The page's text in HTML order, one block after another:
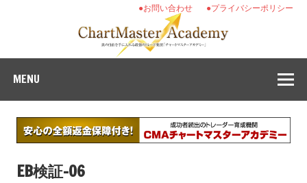
●プライバシーポリシー
●お問い合わせ
MENU
EB検証-06